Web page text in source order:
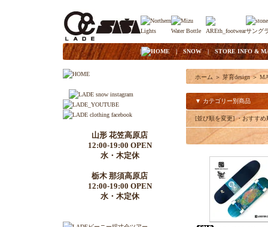
| HOME|SNOW| STORE INFO &
山形 花笠高原店
12:00-19:00 OPEN
水・木定休
栃木 那須高原店
12:00-19:00 OPEN
水・木定休
ホーム ＞ 芽育design ＞
▼ カテゴリー別商品
[並び順を変更]・おすすめ